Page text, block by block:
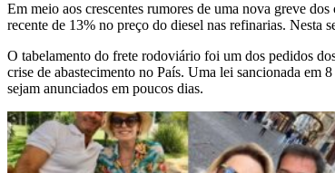
Em meio aos crescentes rumores de uma nova greve
recente de 13% no preço do diesel nas refinarias. Nesta
O tabelamento do frete rodoviário foi um dos pedidos
crise de abastecimento no País. Uma lei sancionada em
sejam anunciados em poucos dias.